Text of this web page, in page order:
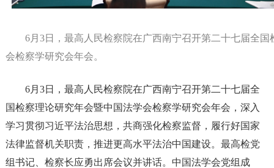
6月3日，最高人民检察院在广西南宁召开第二十七届全
会检察学研究会年会。
6月3日，最高人民检察院在广西南宁召开第二十七届全
国检察理论研究年会暨中国法学会检察学研究会年会，深入
学习贯彻习近平法治思想，共商强化检察监督，履行好国家
法律监督机关职责，推进更高水平法治中国建设。最高检党
组书记、检察长应勇出席会议并讲话。中国法学会党组成